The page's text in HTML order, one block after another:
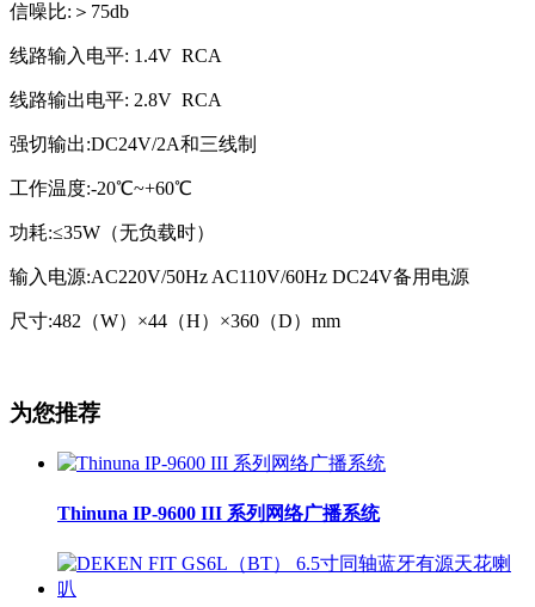
信噪比:＞75db
线路输入电平: 1.4V RCA
线路输出电平: 2.8V RCA
强切输出:DC24V/2A和三线制
工作温度:-20℃~+60℃
功耗:≤35W（无负载时）
输入电源:AC220V/50Hz AC110V/60Hz DC24V备用电源
尺寸:482（W）×44（H）×360（D）mm
为您推荐
Thinuna IP-9600 III 系列网络广播系统